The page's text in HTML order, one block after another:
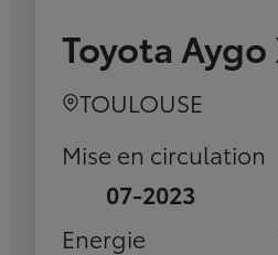
Toyota Aygo
TOULOUSE
Mise en circulation
07-2023
Energie